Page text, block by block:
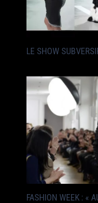
LE SHOW
FASHION WEEK : «